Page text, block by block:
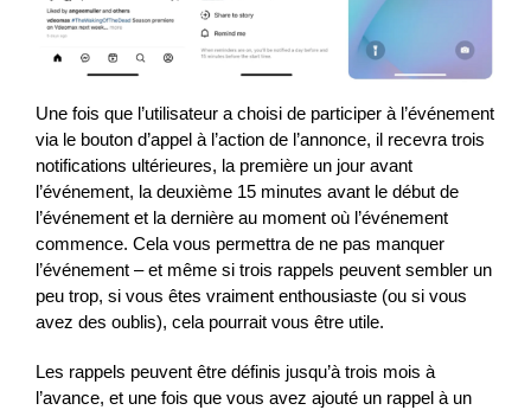
Une fois que l’utilisateur a choisi de participer à l’événement
via le bouton d’appel à l’action de l’annonce, il recevra trois
notifications ultérieures, la première un jour avant
l’événement, la deuxième 15 minutes avant le début de
l’événement et la dernière au moment où l’événement
commence. Cela vous permettra de ne pas manquer
l’événement – et même si trois rappels peuvent sembler un
peu trop, si vous êtes vraiment enthousiaste (ou si vous
avez des oublis), cela pourrait vous être utile.
Les rappels peuvent être définis jusqu’à trois mois à
l’avance, et une fois que vous avez ajouté un rappel à un